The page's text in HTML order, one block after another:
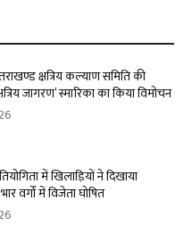
क्षत्रिय कल्याण समिति की
जागरण’ स्मारिका का किया विमोचन
में खिलाड़ियों ने दिखाया
वर्गों में विजेता घोषित